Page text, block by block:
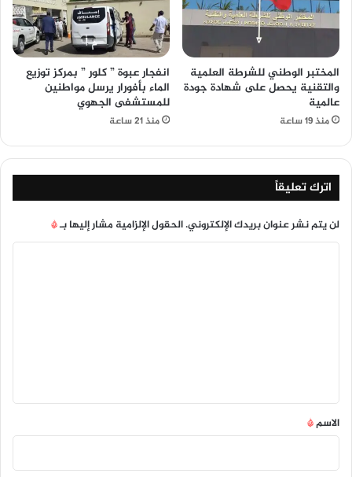
المختبر الوطني للشرطة العلمية
والتقنية يحصل على شهادة جودة
عالمية
منذ 19 ساعة
انفجار عبوة ” كلور ” بمركز توزيع
الماء بأفورار يرسل مواطنين
للمستشفى الجهوي
منذ 21 ساعة
اترك تعليقاً
لن يتم نشر عنوان بريدك الإلكتروني.الحقول الإلزامية مشار إليها بـ*
*
الاسم*